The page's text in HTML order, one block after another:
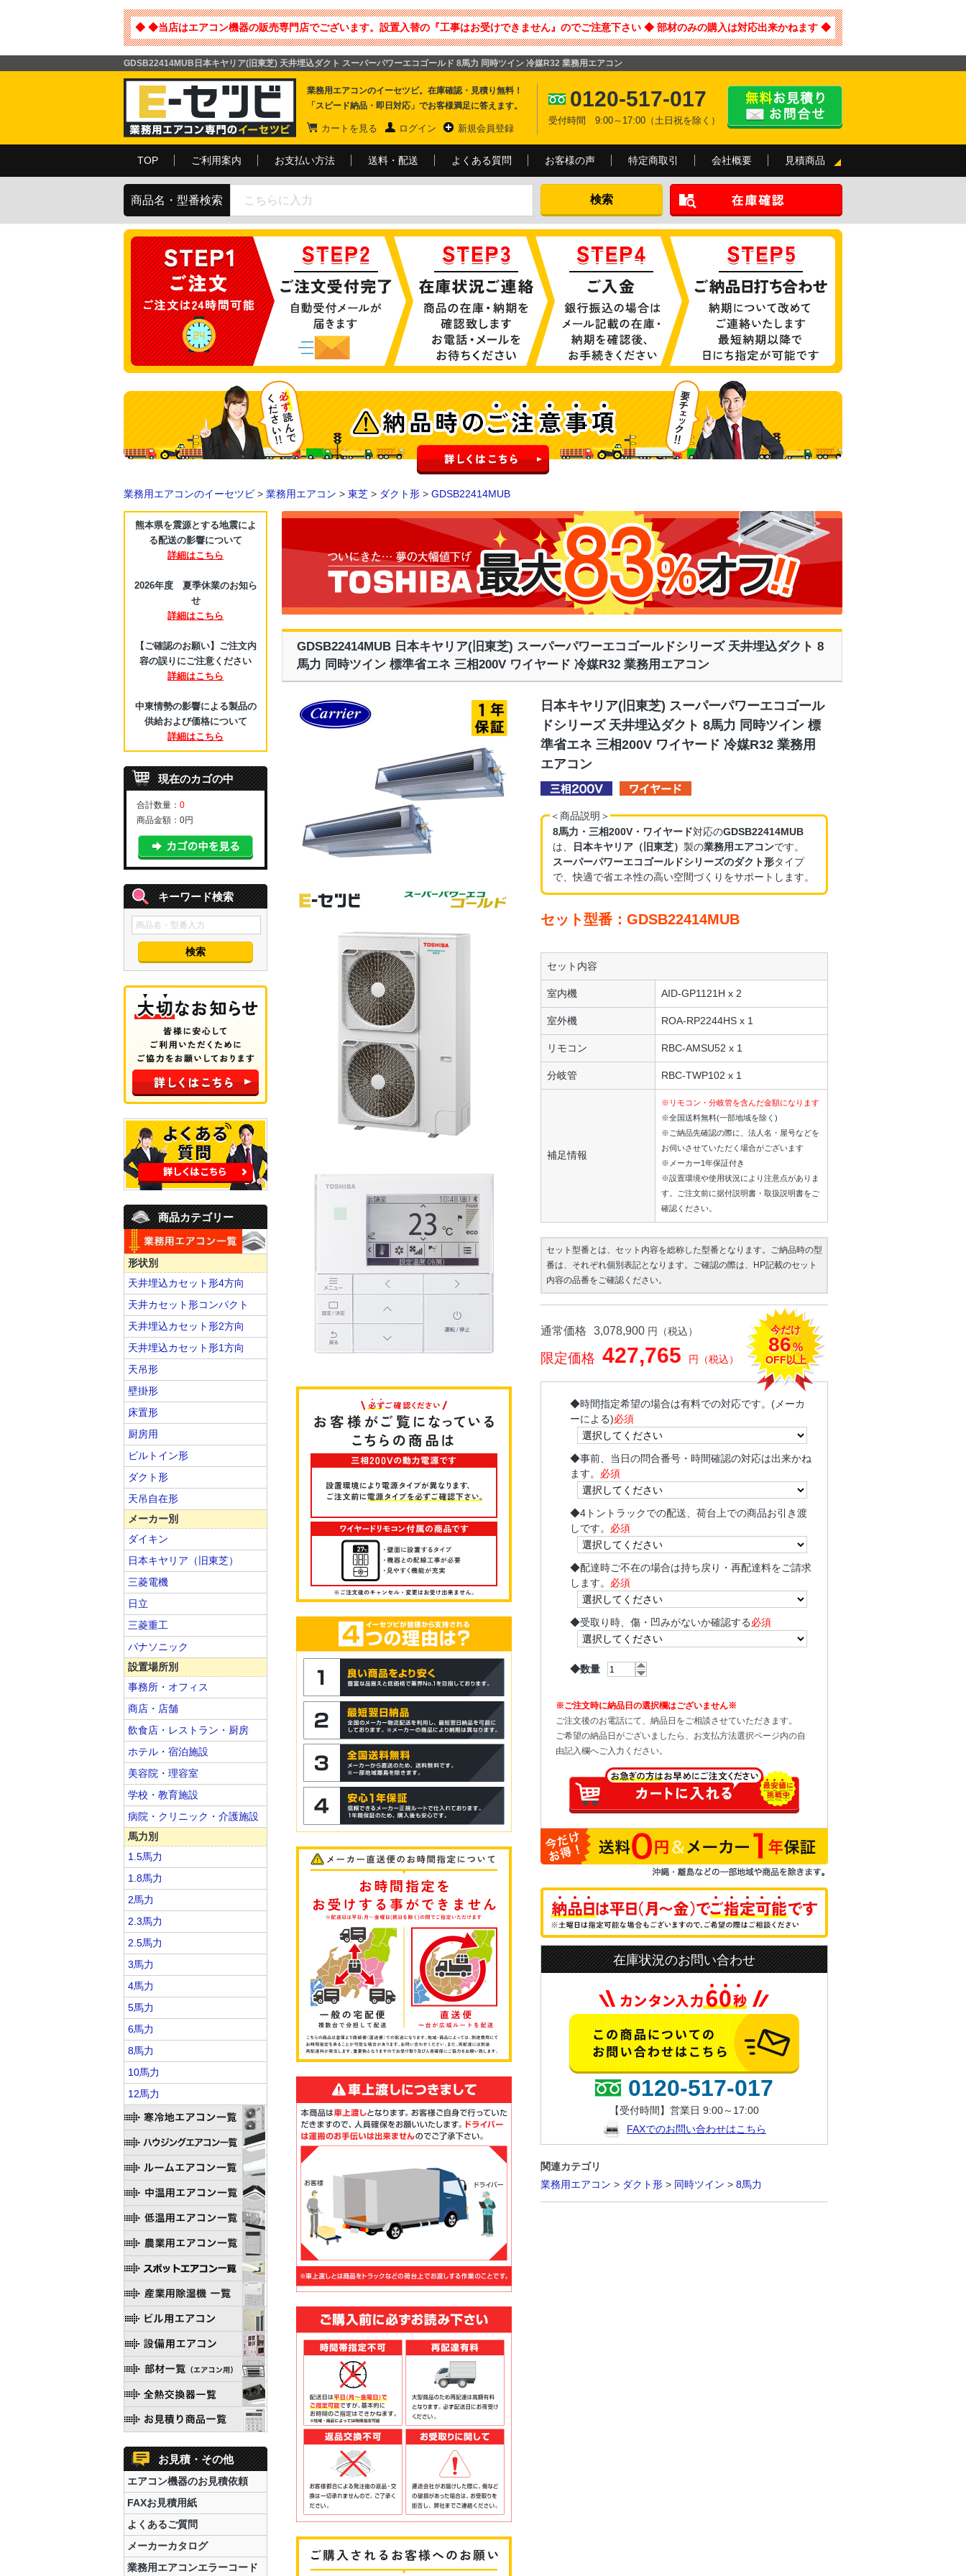
◆ ◆当店はエアコン機器の販売専門店でございます。設置入替の『工事はお受けできません』のでご注意下さい ◆ 部材のみの購入は対応出来かねます ◆
GDSB22414MUB日本キヤリア(旧東芝) 天井埋込ダクト スーパーパワーエコゴールド 8馬力 同時ツイン 冷媒R32 業務用エアコン
業務用エアコンのイーセツビ。在庫確認・見積り無料！
「スピード納品・即日対応」でお客様満足に答えます。
カートを見る ログイン 新規会員登録
0120-517-017
受付時間 9:00～17:00（土日祝を除く）
TOP ご利用案内 お支払い方法 送料・配送 よくある質問 お客様の声 特定商取引 会社概要 見積商品
商品名・型番検索
業務用エアコンのイーセツビ > 業務用エアコン > 東芝 > ダクト形 > GDSB22414MUB
GDSB22414MUB 日本キヤリア(旧東芝) スーパーパワーエコゴールドシリーズ 天井埋込ダクト 8
馬力 同時ツイン 標準省エネ 三相200V ワイヤード 冷媒R32 業務用エアコン
日本キヤリア(旧東芝) スーパーパワーエコゴール
ドシリーズ 天井埋込ダクト 8馬力 同時ツイン 標
準省エネ 三相200V ワイヤード 冷媒R32 業務用
エアコン
＜商品説明＞
8馬力・三相200V・ワイヤード対応のGDSB22414MUB
は、
日本キヤリア（旧東芝） 製の業務用エアコンです。
スーパーパワーエコゴールドシリーズのダクト形タイプ
で、快適で省エネ性の高い空間づくりをサポートします。
セット型番：GDSB22414MUB
セット内容
室内機 AID-GP1121H x 2
室外機 ROA-RP2244HS x 1
リモコン RBC-AMSU52 x 1
分岐管 RBC-TWP102 x 1
補足情報
※リモコン・分岐管を含んだ金額になります
※全国送料無料(一部地域を除く)
※ご納品先確認の際に、法人名・屋号などを
お伺いさせていただく場合がございます
※メーカー1年保証付き
※設置環境や使用状況により注意点がありま
す。ご注文前に据付説明書・取扱説明書をご
確認ください。
セット型番とは、セット内容を総称した型番となります。ご納品時の型
番は、それぞれ個別表記となります。ご確認の際は、HP記載のセット
内容の品番をご確認ください。
通常価格 3,078,900 円（税込）
限定価格 427,765 円（税込）
今だけ
86%
OFF以上
◆時間指定希望の場合は有料での対応です。(メーカ
ーによる)必須
◆事前、当日の問合番号・時間確認の対応は出来かね
ます。 必須
◆4トントラックでの配送、荷台上での商品お引き渡
しです。 必須
◆配達時ご不在の場合は持ち戻り・再配達料をご請求
します。 必須
◆受取り時、傷・凹みがないか確認する必須
◆数量
※ご注文時に納品日の選択欄はございません※
ご注文後のお電話にて、納品日をご相談させていただきます。
ご希望の納品日がございましたら、お支払方法選択ページ内の自
由記入欄へご入力ください。
在庫状況のお問い合わせ
0120-517-017
【受付時間】営業日 9:00～17:00
FAXでのお問い合わせはこちら
関連カテゴリ
業務用エアコン > ダクト形 > 同時ツイン > 8馬力
熊本県を震源とする地震によ
る配送の影響について
詳細はこちら
2026年度 夏季休業のお知ら
せ
詳細はこちら
【ご確認のお願い】ご注文内
容の誤りにご注意ください
詳細はこちら
中東情勢の影響による製品の
供給および価格について
詳細はこちら
現在のカゴの中
合計数量： 0
商品金額： 0円
キーワード検索
商品カテゴリー
形状別
天井埋込カセット形4方向
天井カセット形コンパクト
天井埋込カセット形2方向
天井埋込カセット形1方向
天吊形
壁掛形
床置形
厨房用
ビルトイン形
ダクト形
天吊自在形
メーカー別
ダイキン
日本キヤリア（旧東芝）
三菱電機
日立
三菱重工
パナソニック
設置場所別
事務所・オフィス
商店・店舗
飲食店・レストラン・厨房
ホテル・宿泊施設
美容院・理容室
学校・教育施設
病院・クリニック・介護施設
馬力別
1.5馬力
1.8馬力
2馬力
2.3馬力
2.5馬力
3馬力
4馬力
5馬力
6馬力
8馬力
10馬力
12馬力
お見積・その他
エアコン機器のお見積依頼
FAXお見積用紙
よくあるご質問
メーカーカタログ
業務用エアコンエラーコード